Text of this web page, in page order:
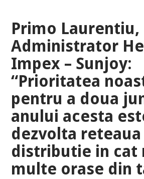
Primo Laurentiu,
Administrator
Impex – Sunjoy:
“Prioritatea
pentru a doua
anului acesta
dezvolta reteaua
distributie in cat
multe orase din